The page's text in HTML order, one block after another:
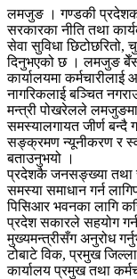
लमजुङ । गण्डकी
सरकारका नीति तथा
सेवा सुविधा छिटोछरितो,
दिनुभएको छ । लमजुङ
कार्यालयमा
नागरिकलाई बञ्चित
मन्त्री पोखरेलले लमजुङमा
समस्यालगायत जीर्ण बन्दै
सङ्क्रमण न्यूनीकरण र
बताउनुभयो ।
प्रदेशकै जनसङ्ख्या तथा
समस्या समाधान गर्न
पिसिआर भवनका लागि
प्रदेश सकारले सहयोग
मुख्यमन्त्रीसँग अनुरोध
टोबाटे विक, प्रमुख
कार्यालय प्रमुख तथा